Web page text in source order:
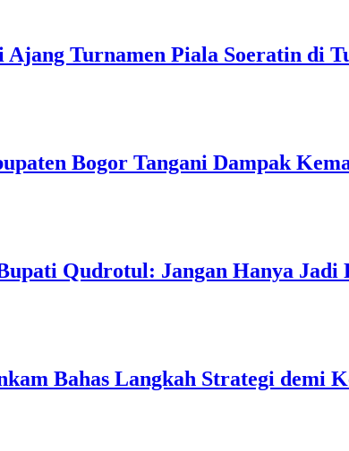
Turnamen Piala Soeratin di
Bogor Tangani Dampak
Qudrotul: Jangan Hanya Jadi
Bahas Langkah Strategi demi